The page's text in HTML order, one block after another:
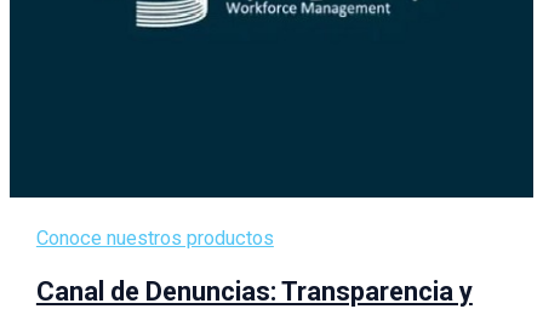
Conoce nuestros productos
Canal de Denuncias: Transparencia y